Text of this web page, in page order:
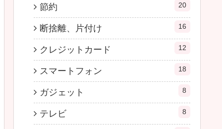
節約 20
断捨離、片付け 16
クレジットカード 12
スマートフォン 18
ガジェット 8
テレビ 8